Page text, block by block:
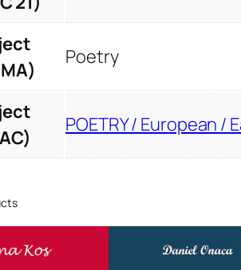
Poetry
POETRY / European /